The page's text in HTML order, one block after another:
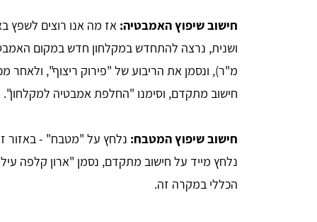
חישוב שיפוץ האמבטיה: אז מה אנו רוצים לשפץ
מ"ר), ונסמן את הריבוע של "פירוק ריצוף", ולאחר
חישוב מתקדם, וסימנו "החלפת אמבטיה למקלחון".
חישוב שיפוץ המטבח:
הכללי במקרה זה.